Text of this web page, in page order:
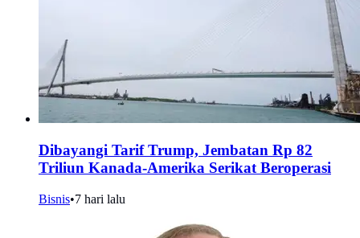
Dibayangi Tarif Trump, Jembatan Rp 82
Triliun Kanada-Amerika Serikat Beroperasi
Bisnis•7 hari lalu